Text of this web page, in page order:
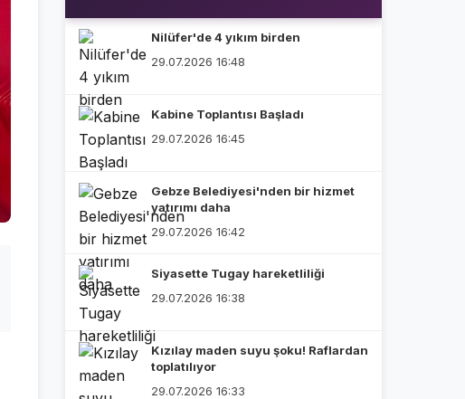
Nilüfer'de 4 yıkım birden
29.07.2026 16:48
Kabine Toplantısı Başladı
29.07.2026 16:45
Gebze Belediyesi'nden bir hizmet
yatırımı daha
29.07.2026 16:42
Siyasette Tugay hareketliliği
29.07.2026 16:38
Kızılay maden suyu şoku! Raflardan
toplatılıyor
29.07.2026 16:33